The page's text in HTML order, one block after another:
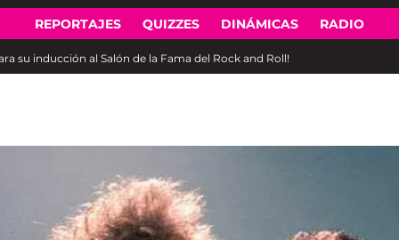
Open
dropdown
REPORTAJES QUIZZES DINÁMICAS RADIO
su inducción al Salón de la Fama del Rock and Roll!